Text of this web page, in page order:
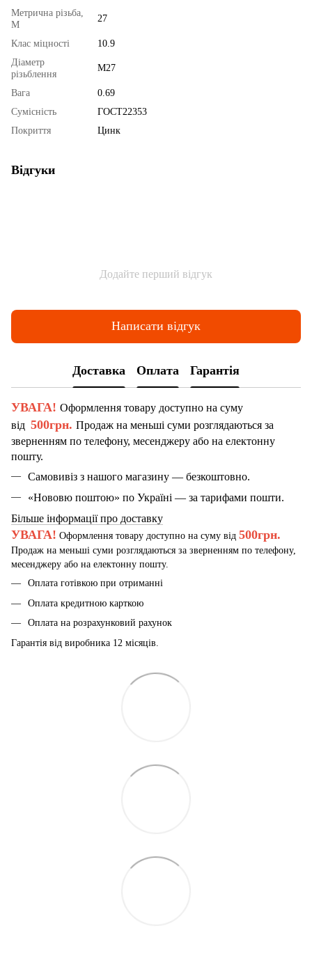
Метрична різьба,
М
27
Клас міцності
10.9
Діаметр
різьблення
М27
Вага
0.69
Сумісність
ГОСТ22353
Покриття
Цинк
Відгуки
Додайте перший відгук
Написати відгук
Доставка Оплата Гарантія
УВАГА! Оформлення товару доступно на суму
від 500грн. Продаж на меньші суми розглядаються за
зверненням по телефону, месенджеру або на електонну
пошту.
Самовивіз з нашого магазину — безкоштовно.
«Нововю поштою» по Україні — за тарифами пошти.
Більше інформації про доставку
УВАГА! Оформлення товару доступно на суму від 500грн.
Продаж на меньші суми розглядаються за зверненням по телефону,
месенджеру або на електонну пошту.
Оплата готівкою при отриманні
Оплата кредитною карткою
Оплата на розрахунковий рахунок
Гарантія від виробника 12 місяців.